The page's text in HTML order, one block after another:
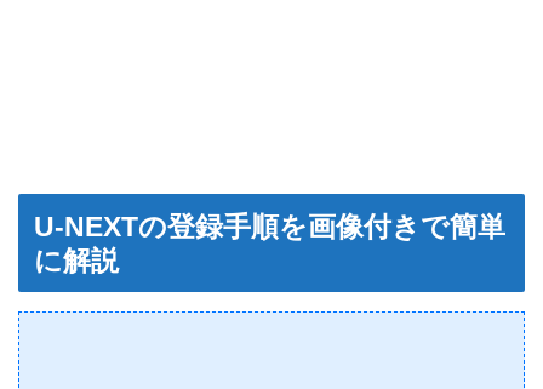
U-NEXTの登録手順を画像付きで簡単
に解説